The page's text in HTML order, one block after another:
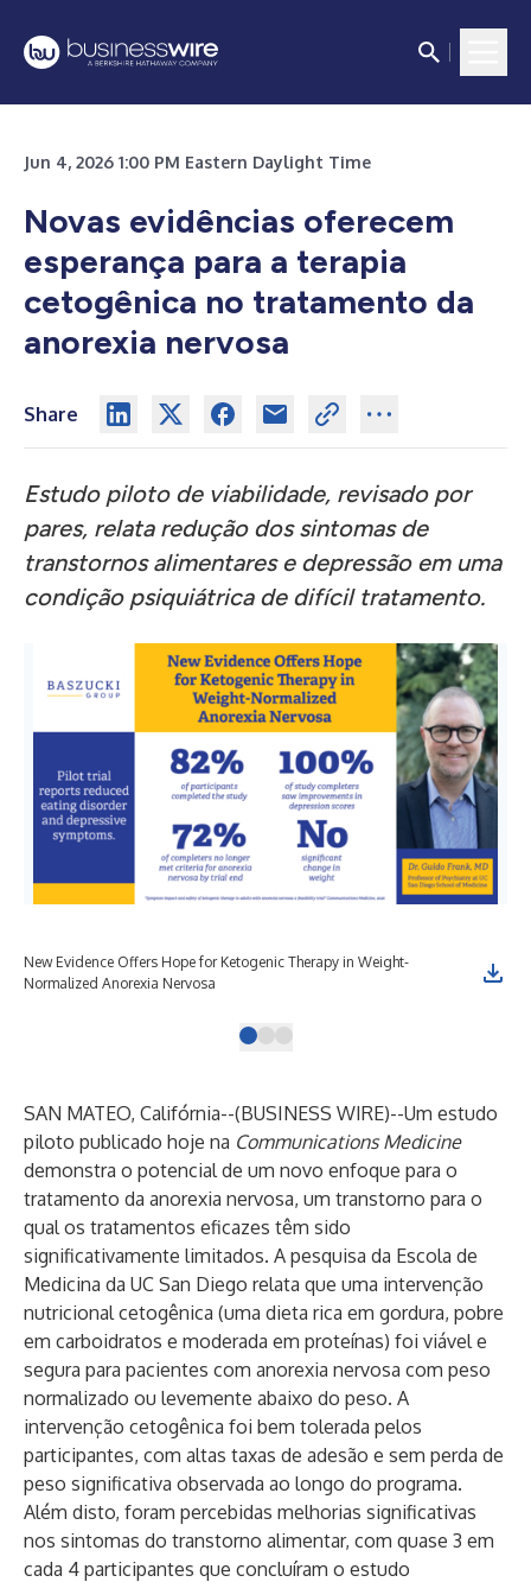
Jun 4, 2026 1:00 PM Eastern Daylight Time
Novas evidências oferecem
esperança para a terapia
cetogênica no tratamento da
anorexia nervosa
Share
Estudo piloto de viabilidade, revisado por
pares, relata redução dos sintomas de
transtornos alimentares e depressão em uma
condição psiquiátrica de difícil tratamento.
New Evidence Offers Hope for Ketogenic Therapy in Weight-
Normalized Anorexia Nervosa
SAN MATEO, Califórnia--(BUSINESS WIRE)--Um estudo
piloto publicado hoje na Communications Medicine
demonstra o potencial de um novo enfoque para o
tratamento da anorexia nervosa, um transtorno para o
qual os tratamentos eficazes têm sido
significativamente limitados. A pesquisa da Escola de
Medicina da UC San Diego relata que uma intervenção
nutricional cetogênica (uma dieta rica em gordura, pobre
em carboidratos e moderada em proteínas) foi viável e
segura para pacientes com anorexia nervosa com peso
normalizado ou levemente abaixo do peso. A
intervenção cetogênica foi bem tolerada pelos
participantes, com altas taxas de adesão e sem perda de
peso significativa observada ao longo do programa.
Além disto, foram percebidas melhorias significativas
nos sintomas do transtorno alimentar, com quase 3 em
cada 4 participantes que concluíram o estudo